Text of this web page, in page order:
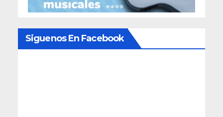
Siguenos En Facebook